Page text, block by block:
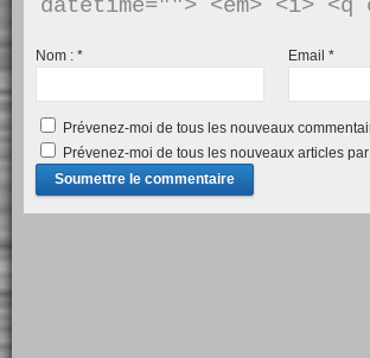
Nom : * Email*
Prévenez-moi de tous les nouveaux
Prévenez-moi de tous les nouveaux articles